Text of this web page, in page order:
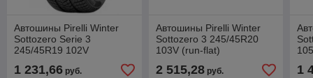
Автошины Pirelli Winter
Sottozero Serie 3
245/45R19 102V
1 231,66 руб.
Автошины Pirelli Winter
Sottozero 3 245/45R20
103V (run-flat)
2 515,28руб. 1